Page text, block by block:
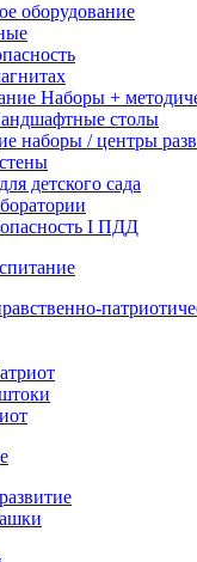
оборудование
Наборы +
столы
наборы / центры
детского сада
I ПДД